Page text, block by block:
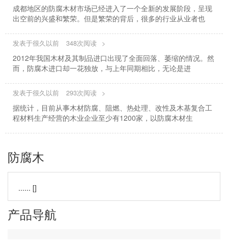
成都地区的防腐木材市场已经进入了一个全新的发展阶段，呈现
出空前的兴盛和繁荣。但是繁荣的背后，很多的行业从业者也
发表于很久以前 348次阅读 >
2012年我国木材及其制品进口出现了全面回落、萎缩的情况。然
而，防腐木进口却一花独放，与上年同期相比，无论是进
发表于很久以前 293次阅读 >
据统计，目前从事木材防腐、阻燃、热处理、改性及木基复合工
程材料生产经营的木业企业至少有1200家，以防腐木材生
防腐木
...... []
产品导航